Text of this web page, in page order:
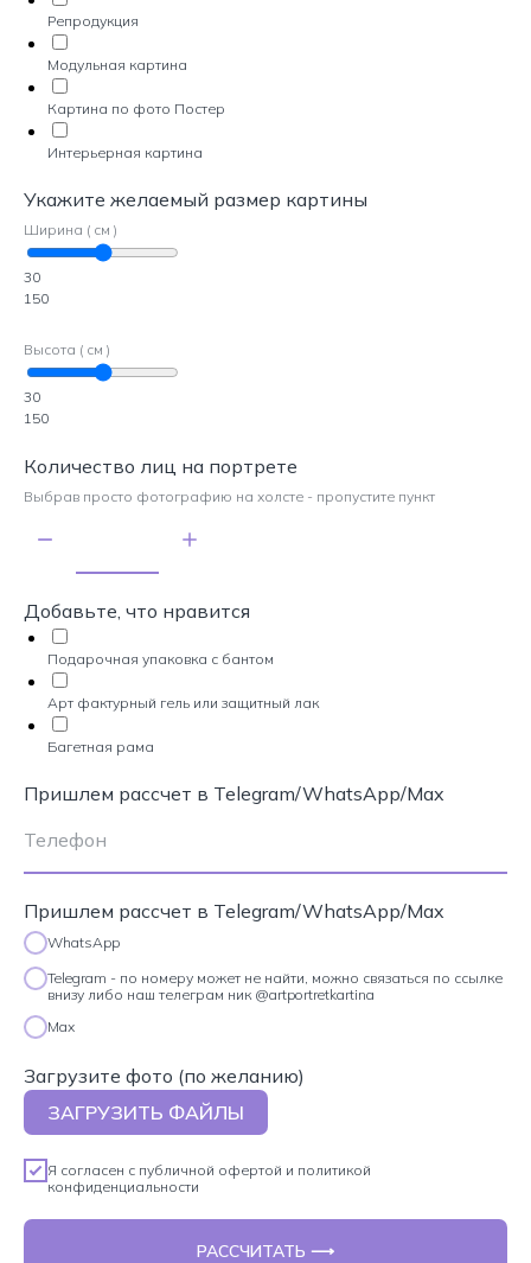
Репродукция
Модульная картина
Картина по фото Постер
Интерьерная картина
Укажите желаемый размер картины
Ширина ( см )
30
150
Высота ( см )
30
150
Количество лиц на портрете
Выбрав просто фотографию на холсте - пропустите пункт
Добавьте, что нравится
Подарочная упаковка с бантом
Арт фактурный гель или защитный лак
Багетная рама
Пришлем рассчет в Telegram/WhatsApp/Max
Пришлем рассчет в Telegram/WhatsApp/Max
WhatsApp
Telegram - по номеру может не найти, можно связаться по ссылке
внизу либо наш телеграм ник @artportretkartina
Max
Загрузите фото (по желанию)
ЗАГРУЗИТЬ ФАЙЛЫ
Я согласен с публичной офертой и политикой
конфиденциальности
РАССЧИТАТЬ ⟶